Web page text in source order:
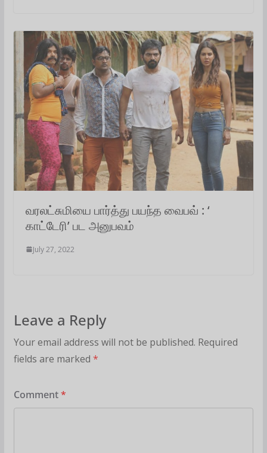
வரலட்சுமியை பார்த்து பயந்த வைபவ் : ‘
காட்டேரி’ பட அனுபவம்
July 27, 2022
Leave a Reply
Your email address will not be published. Required
fields are marked *
Comment*